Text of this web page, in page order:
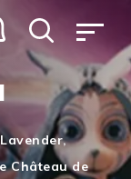
,
Château de